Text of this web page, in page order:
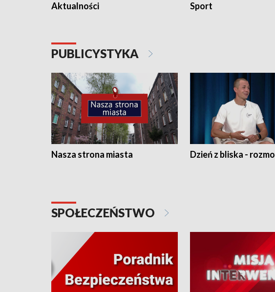
Aktualności Sport
PUBLICYSTYKA
Nasza strona miasta Dzień z bliska -
SPOŁECZEŃSTWO